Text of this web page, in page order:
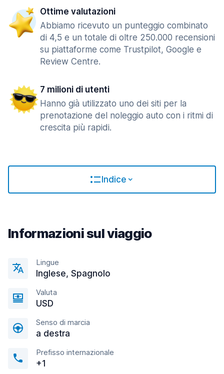
Ottime valutazioni
Abbiamo ricevuto un punteggio combinato
di 4,5 e un totale di oltre 250.000 recensioni
su piattaforme come Trustpilot, Google e
Review Centre.
7 milioni di utenti
Hanno già utilizzato uno dei siti per la
prenotazione del noleggio auto con i ritmi di
crescita più rapidi.
Indice
Informazioni sul viaggio
Lingue
Inglese, Spagnolo
Valuta
USD
Senso di marcia
a destra
Prefisso internazionale
+1